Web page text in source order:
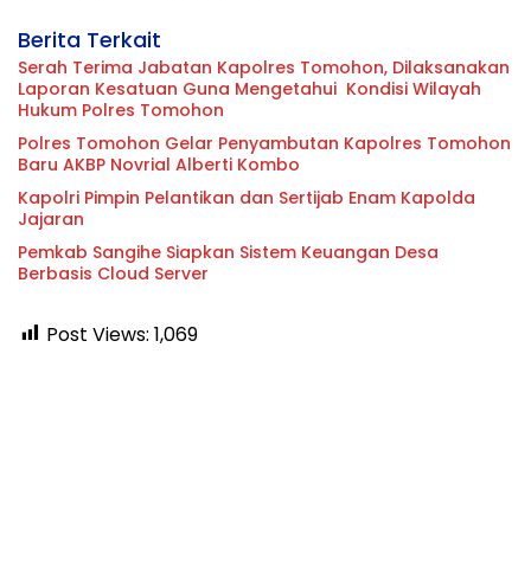
Berita Terkait
Serah Terima Jabatan Kapolres Tomohon, Dilaksanakan
Laporan Kesatuan Guna Mengetahui Kondisi Wilayah
Hukum Polres Tomohon
Polres Tomohon Gelar Penyambutan Kapolres Tomohon
Baru AKBP Novrial Alberti Kombo
Kapolri Pimpin Pelantikan dan Sertijab Enam Kapolda
Jajaran
Pemkab Sangihe Siapkan Sistem Keuangan Desa
Berbasis Cloud Server
Post Views: 1,069